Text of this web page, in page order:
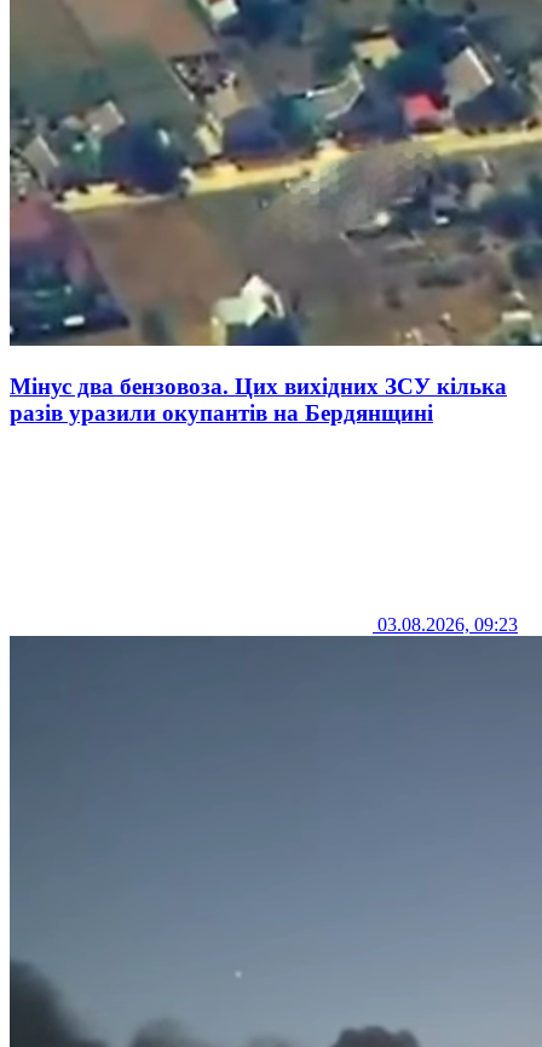
Мінус два бензовоза. Цих вихідних ЗСУ кілька
разів уразили окупантів на Бердянщині
03.08.2026, 09:23